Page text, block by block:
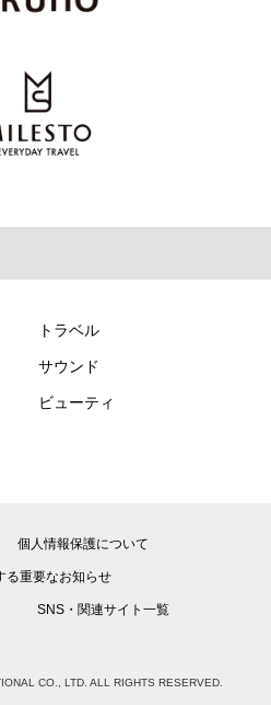
トラベル
サウンド
ビューティ
個人情報保護について
る重要なお知らせ
SNS・関連サイト一覧
CO., LTD. ALL RIGHTS RESERVED.